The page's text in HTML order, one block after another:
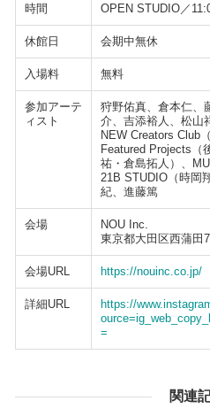
時間 OPEN STUDIO／
休館日 会期中無休
入場料 無料
参加アーテ
ィスト
狩野佑真、倉本仁、
介、吉添裕人、松山
NEW Creators Club
Featured Projects（
祐・倉島拓人）、
21B STUDIO（時岡
紀、進藤篤
会場
NOU Inc.
東京都大田区西蒲田
会場URL https://nouinc.co.jp/
詳細URL
https://
=
関連